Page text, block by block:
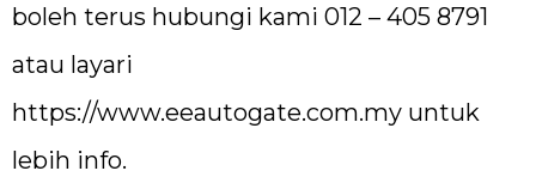
boleh terus hubungi kami 012 – 405 8791
atau layari
https://www.eeautogate.com.my untuk
lebih info.